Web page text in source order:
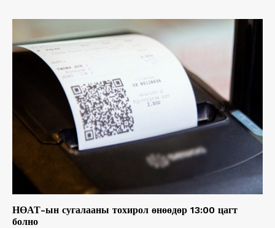
НӨАТ-ын сугалааны тохирол өнөөдөр 13:00 цагт
болно